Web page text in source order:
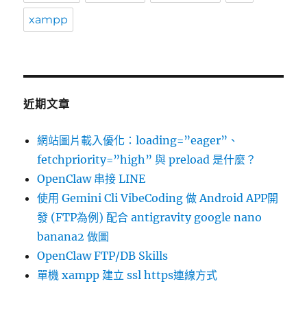
xampp
近期文章
網站圖片載入優化：loading=”eager”、
fetchpriority=”high” 與 preload 是什麼？
OpenClaw 串接 LINE
使用 Gemini Cli VibeCoding 做 Android APP開
發 (FTP為例) 配合 antigravity google nano
banana2 做圖
OpenClaw FTP/DB Skills
單機 xampp 建立 ssl https連線方式